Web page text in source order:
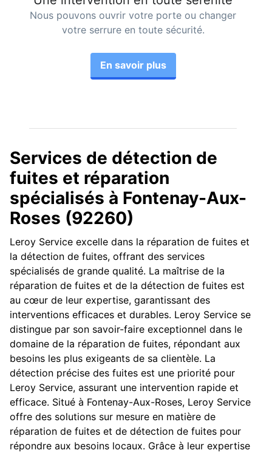
Nous pouvons ouvrir votre porte ou changer
votre serrure en toute sécurité.
En savoir plus
Services de détection de
fuites et réparation
spécialisés à Fontenay-Aux-
Roses (92260)
Leroy Service excelle dans la réparation de fuites et
la détection de fuites, offrant des services
spécialisés de grande qualité. La maîtrise de la
réparation de fuites et de la détection de fuites est
au cœur de leur expertise, garantissant des
interventions efficaces et durables. Leroy Service se
distingue par son savoir-faire exceptionnel dans le
domaine de la réparation de fuites, répondant aux
besoins les plus exigeants de sa clientèle. La
détection précise des fuites est une priorité pour
Leroy Service, assurant une intervention rapide et
efficace. Situé à Fontenay-Aux-Roses, Leroy Service
offre des solutions sur mesure en matière de
réparation de fuites et de détection de fuites pour
répondre aux besoins locaux. Grâce à leur expertise